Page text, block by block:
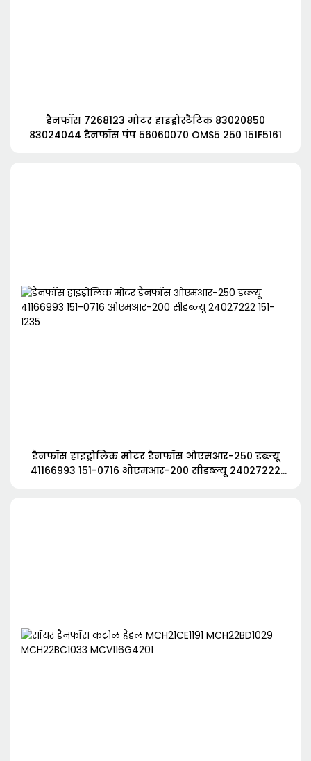
डैनफॉस 7268123 मोटर हाइड्रोस्टैटिक 83020850
83024044 डैनफॉस पंप 56060070 OMS5 250 151F5161
डैनफॉस हाइड्रोलिक मोटर डैनफॉस ओएमआर-250 डब्ल्यू
41166993 151-0716 ओएमआर-200 सीडब्ल्यू 24027222